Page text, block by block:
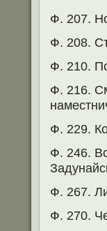
Ф. 207.
Ф. 208.
Ф. 210.
Ф. 216.
Ф. 229.
Ф. 246.
Ф. 267.
Ф. 270.